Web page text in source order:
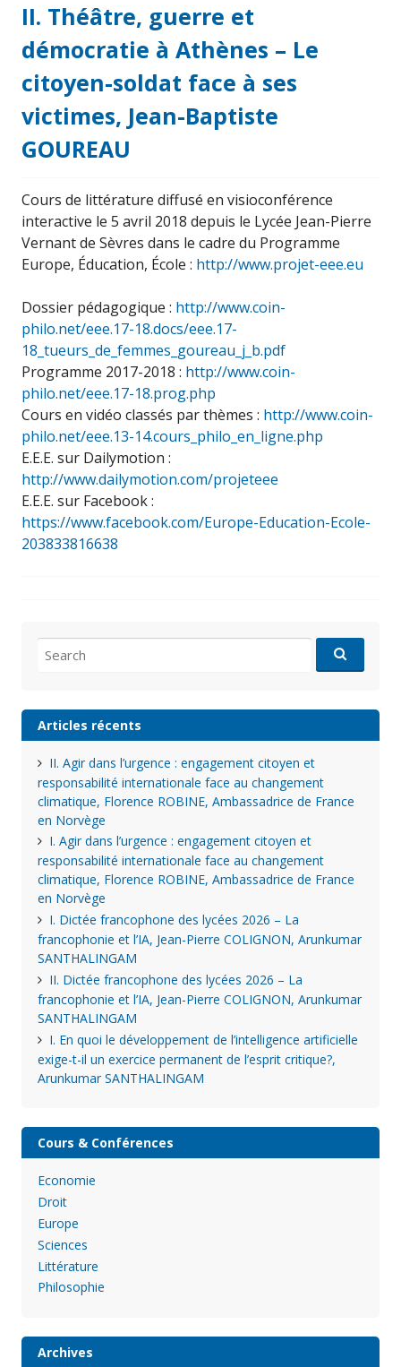
II. Théâtre, guerre et
démocratie à Athènes – Le
citoyen-soldat face à ses
victimes, Jean-Baptiste
GOUREAU
Cours de littérature diffusé en visioconférence
interactive le 5 avril 2018 depuis le Lycée Jean-Pierre
Vernant de Sèvres dans le cadre du Programme
Europe, Éducation, École : http://www.projet-eee.eu
Dossier pédagogique : http://www.coin-
philo.net/eee.17-18.docs/eee.17-
18_tueurs_de_femmes_goureau_j_b.pdf
Programme 2017-2018 : http://www.coin-
philo.net/eee.17-18.prog.php
Cours en vidéo classés par thèmes : http://www.coin-
philo.net/eee.13-14.cours_philo_en_ligne.php
E.E.E. sur Dailymotion :
http://www.dailymotion.com/projeteee
E.E.E. sur Facebook :
https://www.facebook.com/Europe-Education-Ecole-
203833816638
for:
Articles récents
II. Agir dans l’urgence : engagement citoyen et
responsabilité internationale face au changement
climatique, Florence ROBINE, Ambassadrice de France
en Norvège
I. Agir dans l’urgence : engagement citoyen et
responsabilité internationale face au changement
climatique, Florence ROBINE, Ambassadrice de France
en Norvège
I. Dictée francophone des lycées 2026 – La
francophonie et l’IA, Jean-Pierre COLIGNON, Arunkumar
SANTHALINGAM
II. Dictée francophone des lycées 2026 – La
francophonie et l’IA, Jean-Pierre COLIGNON, Arunkumar
SANTHALINGAM
I. En quoi le développement de l’intelligence artificielle
exige-t-il un exercice permanent de l’esprit critique?,
Arunkumar SANTHALINGAM
Cours & Conférences
Economie
Droit
Europe
Sciences
Littérature
Philosophie
Archives